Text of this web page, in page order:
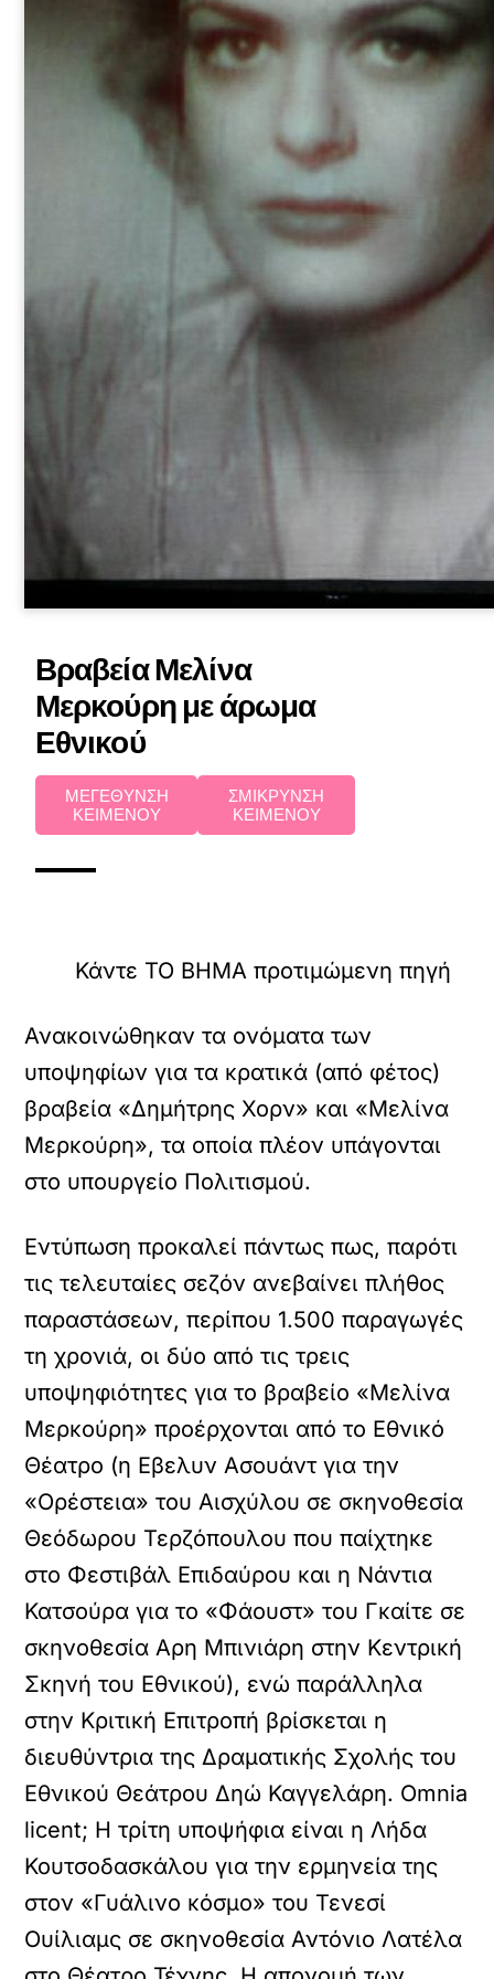
Βραβεία Μελίνα
Μερκούρη με άρωμα
Εθνικού
ΜΕΓΕΘΥΝΣΗ
ΚΕΙΜΕΝΟΥ
ΣΜΙΚΡΥΝΣΗ
ΚΕΙΜΕΝΟΥ
Κάντε TO BHMA προτιμώμενη πηγή
Ανακοινώθηκαν τα ονόματα των
υποψηφίων για τα κρατικά (από φέτος)
βραβεία «Δημήτρης Χορν» και «Μελίνα
Μερκούρη», τα οποία πλέον υπάγονται
στο υπουργείο Πολιτισμού.
Εντύπωση προκαλεί πάντως πως, παρότι
τις τελευταίες σεζόν ανεβαίνει πλήθος
παραστάσεων, περίπου 1.500 παραγωγές
τη χρονιά, οι δύο από τις τρεις
υποψηφιότητες για το βραβείο «Μελίνα
Μερκούρη» προέρχονται από το Εθνικό
Θέατρο (η Εβελυν Ασουάντ για την
«Ορέστεια» του Αισχύλου σε σκηνοθεσία
Θεόδωρου Τερζόπουλου που παίχτηκε
στο Φεστιβάλ Επιδαύρου και η Νάντια
Κατσούρα για το «Φάουστ» του Γκαίτε σε
σκηνοθεσία Αρη Μπινιάρη στην Κεντρική
Σκηνή του Εθνικού), ενώ παράλληλα
στην Κριτική Επιτροπή βρίσκεται η
διευθύντρια της Δραματικής Σχολής του
Εθνικού Θεάτρου Δηώ Καγγελάρη. Omnia
licent; Η τρίτη υποψήφια είναι η Λήδα
Κουτσοδασκάλου για την ερμηνεία της
στον «Γυάλινο κόσμο» του Τενεσί
Ουίλιαμς σε σκηνοθεσία Αντόνιο Λατέλα